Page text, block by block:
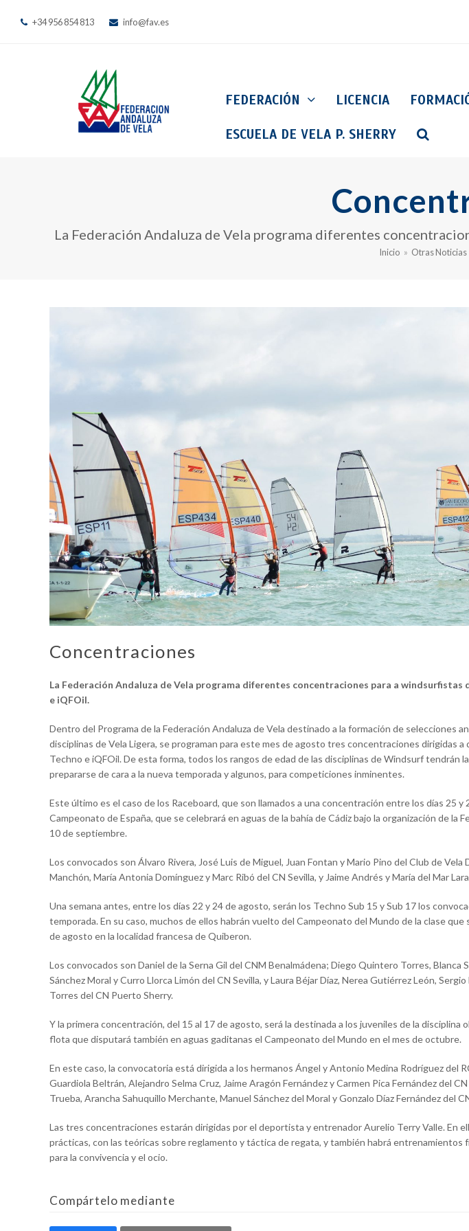
+34 956 854 813 info@fav.es
FEDERACIÓN LICENCIA
ESCUELA DE VELA P. SHERRY
La Federación Andaluza de Vela programa diferentes
Inicio » Otras Noticias
Concentraciones
La Federación Andaluza de Vela programa diferentes concentraciones para a windsurfistas
e iQFOil.
Dentro del Programa de la Federación Andaluza de Vela destinado a la formación de selecciones
disciplinas de Vela Ligera, se programan para este mes de agosto tres concentraciones dirigidas a
Techno e iQFOil. De esta forma, todos los rangos de edad de las disciplinas de Windsurf tendrán
prepararse de cara a la nueva temporada y algunos, para competiciones inminentes.
Este último es el caso de los Raceboard, que son llamados a una concentración entre los días 25
Campeonato de España, que se celebrará en aguas de la bahía de Cádiz bajo la organización de la
10 de septiembre.
Los convocados son Álvaro Rivera, José Luis de Miguel, Juan Fontan y Mario Pino del Club de Vela
Manchón, María Antonia Domínguez y Marc Ribó del CN Sevilla, y Jaime Andrés y María del Mar
Una semana antes, entre los días 22 y 24 de agosto, serán los Techno Sub 15 y Sub 17 los
temporada. En su caso, muchos de ellos habrán vuelto del Campeonato del Mundo de la clase
de agosto en la localidad francesa de Quiberon.
Los convocados son Daniel de la Serna Gil del CNM Benalmádena; Diego Quintero Torres, Blanca
Sánchez Moral y Curro Llorca Limón del CN Sevilla, y Laura Béjar Díaz, Nerea Gutiérrez León,
Torres del CN Puerto Sherry.
Y la primera concentración, del 15 al 17 de agosto, será la destinada a los juveniles de la disciplina
flota que disputará también en aguas gaditanas el Campeonato del Mundo en el mes de octubre.
En este caso, la convocatoria está dirigida a los hermanos Ángel y Antonio Medina Rodríguez del
Guardiola Beltrán, Alejandro Selma Cruz, Jaime Aragón Fernández y Carmen Pica Fernández del
Trueba, Arancha Sahuquillo Merchante, Manuel Sánchez del Moral y Gonzalo Díaz Fernández del
Las tres concentraciones estarán dirigidas por el deportista y entrenador Aurelio Terry Valle. En
prácticas, con las teóricas sobre reglamento y táctica de regata, y también habrá entrenamientos
para la convivencia y el ocio.
Compártelo mediante